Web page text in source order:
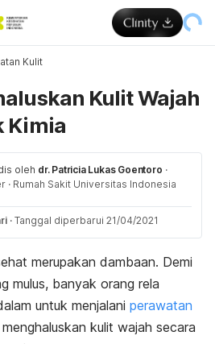
Kulit
Kulit Wajah
Kimia
oleh dr. Patricia Lukas Goentoro ·
· Rumah Sakit Universitas Indonesia
· Tanggal diperbarui 21/04/2021
merupakan dambaan. Demi
mulus, banyak orang rela
untuk menjalani perawatan
kulit wajah secara